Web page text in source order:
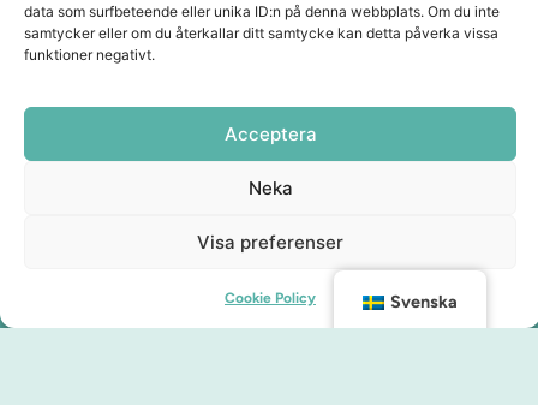
data som surfbeteende eller unika ID:n på denna webbplats. Om du inte
samtycker eller om du återkallar ditt samtycke kan detta påverka vissa
funktioner negativt.
Acceptera
Neka
Visa preferenser
Cookie Policy Svenska